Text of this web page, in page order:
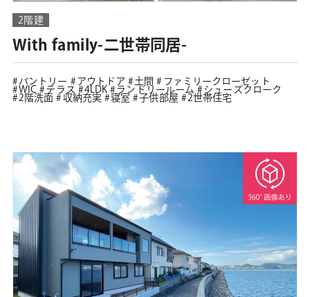
2階建
With family-二世帯同居-
パントリー アウトドア 土間
ファミリークローゼット
WIC
テラス 4LDK ランドリールーム
シューズクローク
2階洗面
収納充実 寝室 子供部屋 2世帯住宅